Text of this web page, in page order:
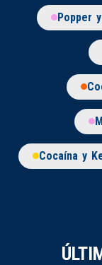
Popper
Cocaína y